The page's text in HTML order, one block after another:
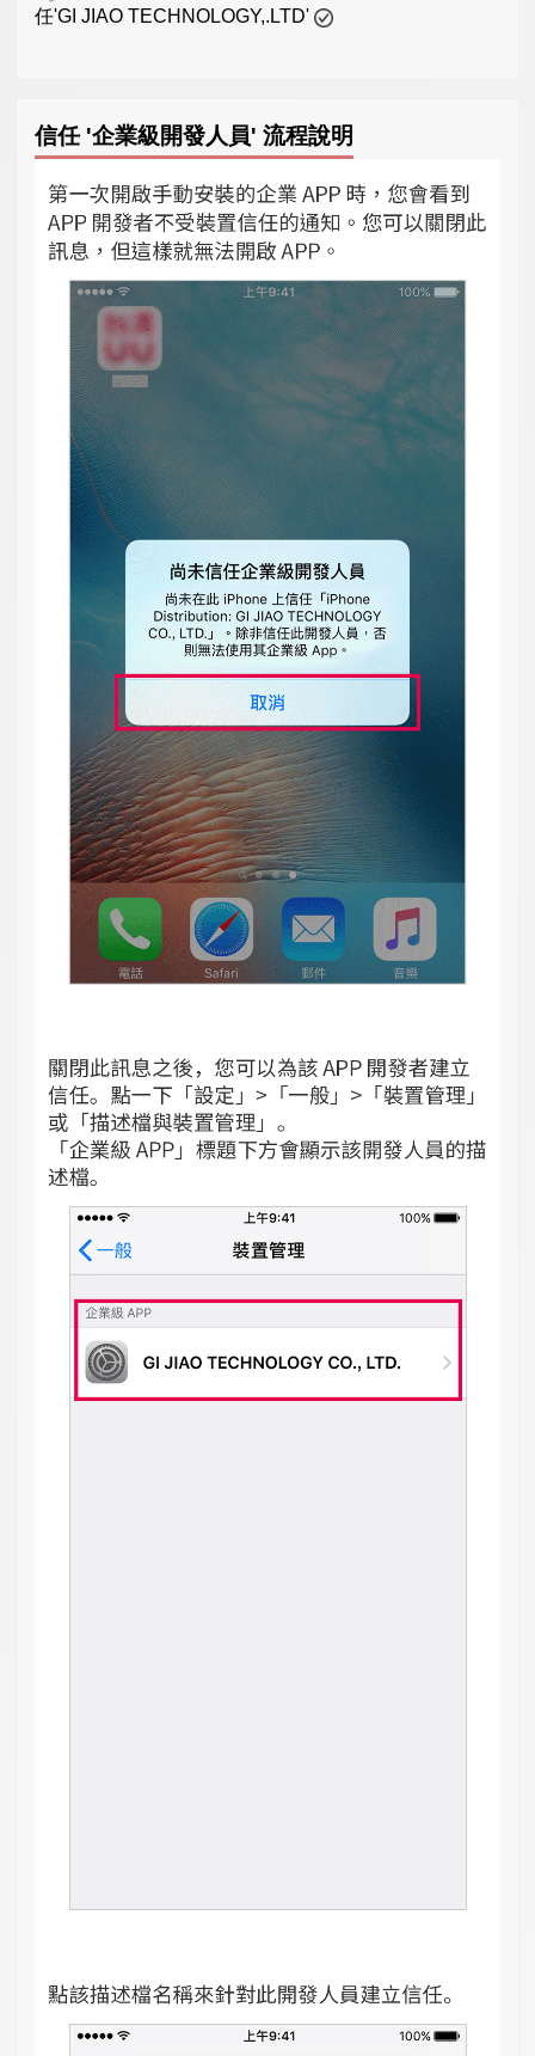
任'GI JIAO TECHNOLOGY,.LTD'
信任 '企業級開發人員' 流程說明